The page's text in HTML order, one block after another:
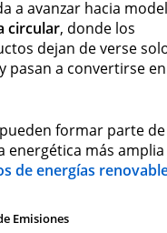
a avanzar hacia
circular, donde los
dejan de verse
pasan a convertirse
formar parte
energética más
de energías
Emisiones